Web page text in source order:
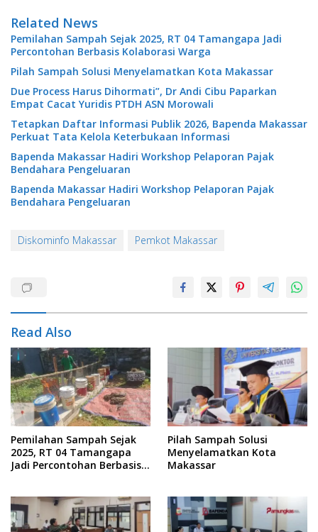
Related News
Pemilahan Sampah Sejak 2025, RT 04 Tamangapa Jadi
Percontohan Berbasis Kolaborasi Warga
Pilah Sampah Solusi Menyelamatkan Kota Makassar
Due Process Harus Dihormati”, Dr Andi Cibu Paparkan
Empat Cacat Yuridis PTDH ASN Morowali
Tetapkan Daftar Informasi Publik 2026, Bapenda Makassar
Perkuat Tata Kelola Keterbukaan Informasi
Bapenda Makassar Hadiri Workshop Pelaporan Pajak
Bendahara Pengeluaran
Bapenda Makassar Hadiri Workshop Pelaporan Pajak
Bendahara Pengeluaran
Diskominfo Makassar Pemkot Makassar
Read Also
Pemilahan Sampah Sejak
2025, RT 04 Tamangapa
Jadi Percontohan Berbasis
Pilah Sampah Solusi
Menyelamatkan Kota
Makassar